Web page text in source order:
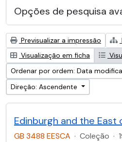
Opções de pesquisa
Previsualizar a impressão
Visualização em ficha
Ordenar por ordem: Data
Direção: Ascendente
GB 3488 EESCA · Coleção ·